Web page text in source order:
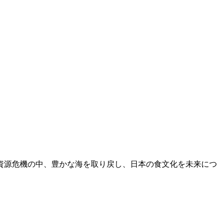
危機の中、豊かな海を取り戻し、日本の食文化を未来につ